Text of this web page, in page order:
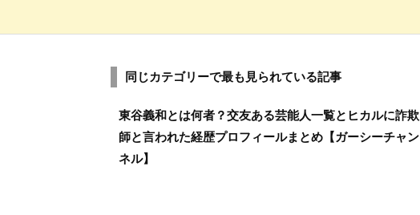
同じカテゴリーで最も見られている記事
東谷義和とは何者？交友ある芸能人一覧とヒカルに詐欺
師と言われた経歴プロフィールまとめ【ガーシーチャン
ネル】